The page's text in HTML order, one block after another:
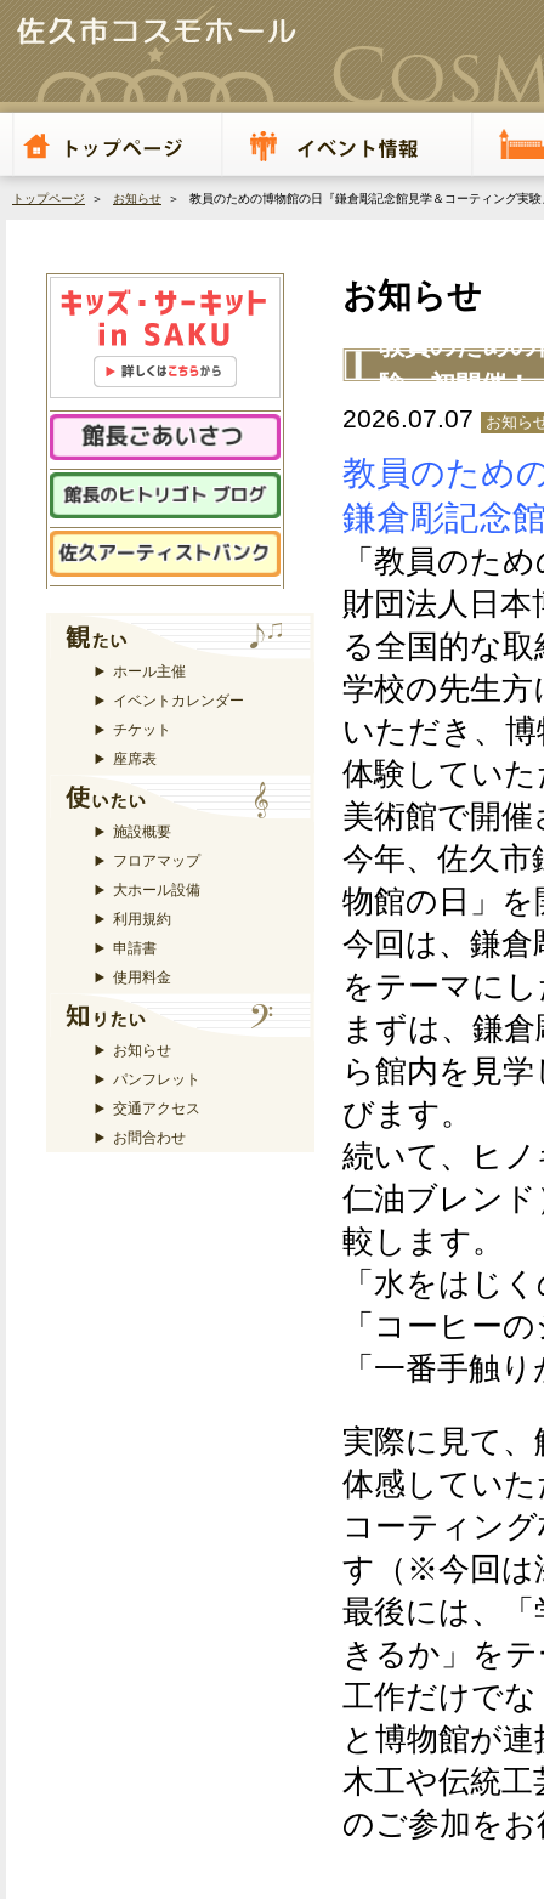
トップページ ＞ お知らせ ＞ 教員のための博物館の日『鎌倉彫記念館見学＆コーティング実験
ホール主催
イベントカレンダー
チケット
座席表
施設概要
フロアマップ
大ホール設備
利用規約
申請書
使用料金
お知らせ
パンフレット
交通アクセス
お問合わせ
お知らせ
教員のための
験』初開催！
2026.07.07
お知ら
教員のため
鎌倉彫記念
「教員のた
財団法人日
る全国的な
学校の先生
いただき、
体験してい
美術館で開
今年、佐久
物館の日」
今回は、鎌
をテーマに
まずは、鎌
ら館内を見
びます。
続いて、ヒ
仁油ブレン
較します。
「水をはじ
「コーヒー
「一番手触
実際に見て
体感してい
コーティン
す（※今回は
最後には、
きるか」を
工作だけで
と博物館が
木工や伝統
のご参加を